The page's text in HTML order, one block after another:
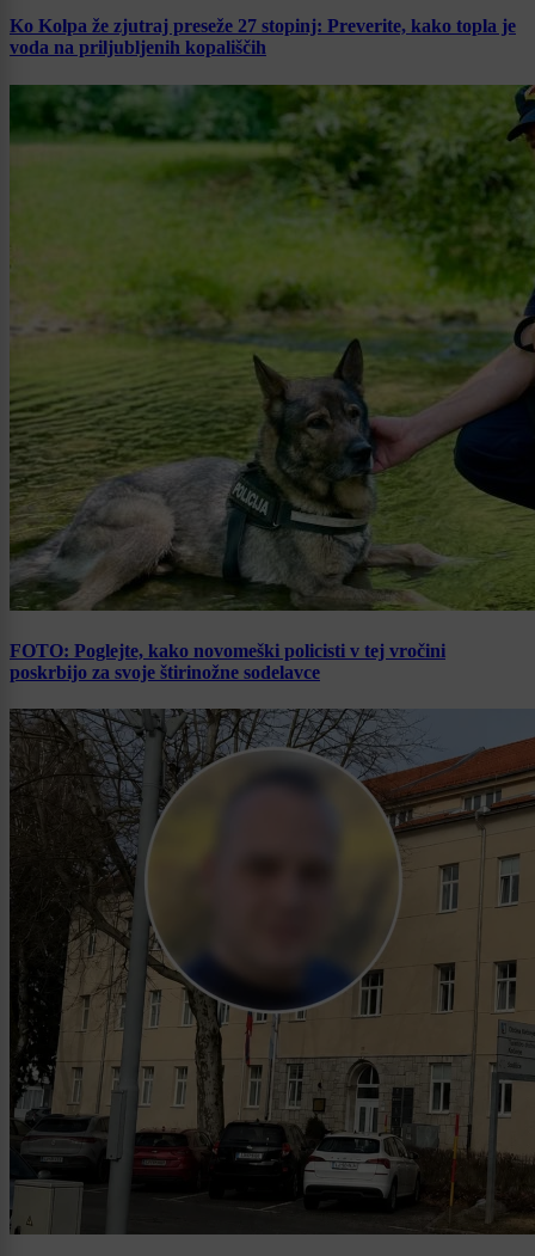
Ko Kolpa že zjutraj preseže 27 stopinj: Preverite, kako topla je
voda na priljubljenih kopališčih
FOTO: Poglejte, kako novomeški policisti v tej vročini
poskrbijo za svoje štirinožne sodelavce